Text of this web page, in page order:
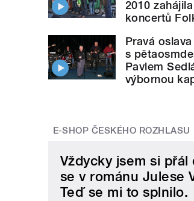
2010
koncertů
Pravá
s
Pavlem
výbornou
E-SHOP ČESKÉHO ROZHLASU
Vždycky jsem si přál
se v románu Julese
Teď se mi to splnilo.